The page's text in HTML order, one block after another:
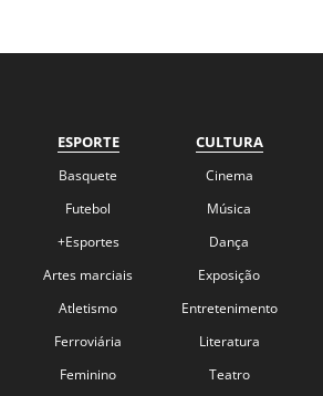
ESPORTE
Basquete
Futebol
+Esportes
Artes marciais
Atletismo
Ferroviária
Feminino
CULTURA
Cinema
Música
Dança
Exposição
Entretenimento
Literatura
Teatro